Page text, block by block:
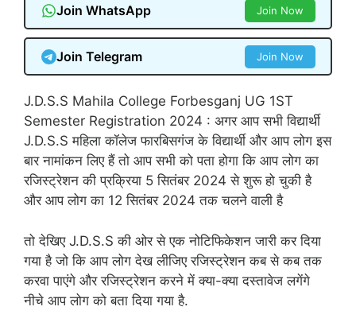
Join WhatsApp Join Now
Join Telegram Join Now
J.D.S.S Mahila College Forbesganj UG 1ST
Semester Registration 2024 : अगर आप सभी विद्यार्थी
J.D.S.S महिला कॉलेज फारबिसगंज के विद्यार्थी और आप लोग इस
बार नामांकन लिए हैं तो आप सभी को पता होगा कि आप लोग का
रजिस्ट्रेशन की प्रक्रिया 5 सितंबर 2024 से शुरू हो चुकी है
और आप लोग का 12 सितंबर 2024 तक चलने वाली है
तो देखिए J.D.S.S की ओर से एक नोटिफिकेशन जारी कर दिया
गया है जो कि आप लोग देख लीजिए रजिस्ट्रेशन कब से कब तक
करवा पाएंगे और रजिस्ट्रेशन करने में क्या-क्या दस्तावेज लगेंगे
नीचे आप लोग को बता दिया गया है.